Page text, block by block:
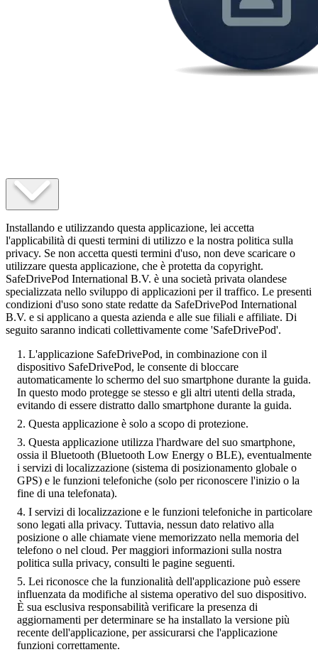
Installando e utilizzando questa applicazione, lei accetta
l'applicabilità di questi termini di utilizzo e la nostra politica sulla
privacy. Se non accetta questi termini d'uso, non deve scaricare o
utilizzare questa applicazione, che è protetta da copyright.
SafeDrivePod International B.V. è una società privata olandese
specializzata nello sviluppo di applicazioni per il traffico. Le presenti
condizioni d'uso sono state redatte da SafeDrivePod International
B.V. e si applicano a questa azienda e alle sue filiali e affiliate. Di
seguito saranno indicati collettivamente come 'SafeDrivePod'.
L'applicazione SafeDrivePod, in combinazione con il
dispositivo SafeDrivePod, le consente di bloccare
automaticamente lo schermo del suo smartphone durante la guida.
In questo modo protegge se stesso e gli altri utenti della strada,
evitando di essere distratto dallo smartphone durante la guida.
Questa applicazione è solo a scopo di protezione.
Questa applicazione utilizza l'hardware del suo smartphone,
ossia il Bluetooth (Bluetooth Low Energy o BLE), eventualmente
i servizi di localizzazione (sistema di posizionamento globale o
GPS) e le funzioni telefoniche (solo per riconoscere l'inizio o la
fine di una telefonata).
I servizi di localizzazione e le funzioni telefoniche in particolare
sono legati alla privacy. Tuttavia, nessun dato relativo alla
posizione o alle chiamate viene memorizzato nella memoria del
telefono o nel cloud. Per maggiori informazioni sulla nostra
politica sulla privacy, consulti le pagine seguenti.
Lei riconosce che la funzionalità dell'applicazione può essere
influenzata da modifiche al sistema operativo del suo dispositivo.
È sua esclusiva responsabilità verificare la presenza di
aggiornamenti per determinare se ha installato la versione più
recente dell'applicazione, per assicurarsi che l'applicazione
funzioni correttamente.